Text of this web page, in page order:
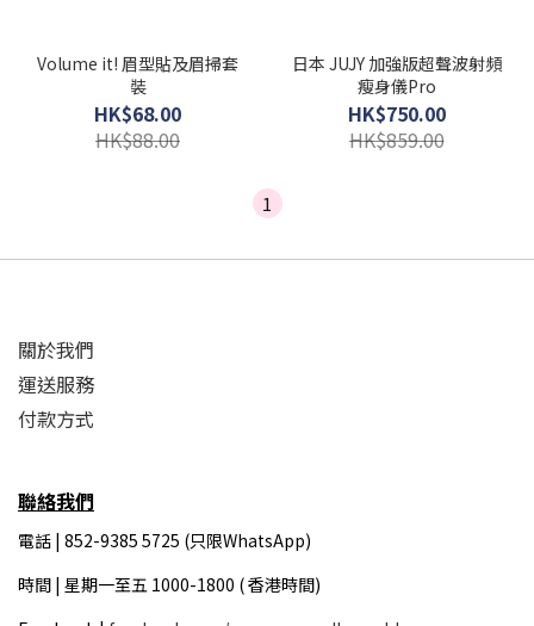
Volume it! 眉型貼及眉掃套
裝
HK$68.00
HK$88.00
日本 JUJY 加強版超聲波射頻
瘦身儀Pro
HK$750.00
HK$859.00
1
關於我們
運送服務
付款方式
聯絡我們
電話 | 852-9385 5725 (只限WhatsApp)
時間 | 星期一至五 1000-1800 ( 香港時間)